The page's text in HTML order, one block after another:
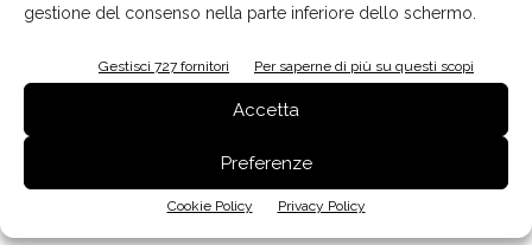
gestione del consenso nella parte inferiore dello schermo.
Gestisci 727 fornitori Per saperne di più su questi scopi
Accetta
Preferenze
Cookie Policy Privacy Policy